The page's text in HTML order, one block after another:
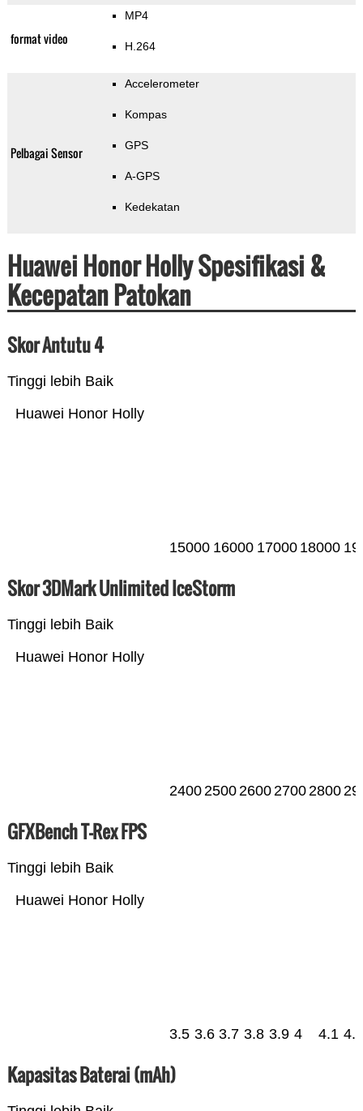
format video
MP4
H.264
Pelbagai Sensor
Accelerometer
Kompas
GPS
A-GPS
Kedekatan
Huawei Honor Holly Spesifikasi &
Kecepatan Patokan
Skor Antutu 4
Tinggi lebih Baik
Huawei Honor Holly
15000 16000 17000 18000
Skor 3DMark Unlimited IceStorm
Tinggi lebih Baik
Huawei Honor Holly
24002500260027002800
GFXBench T-Rex FPS
Tinggi lebih Baik
Huawei Honor Holly
3.5 3.6 3.7 3.8 3.9 4 4.1 4.2
Kapasitas Baterai (mAh)